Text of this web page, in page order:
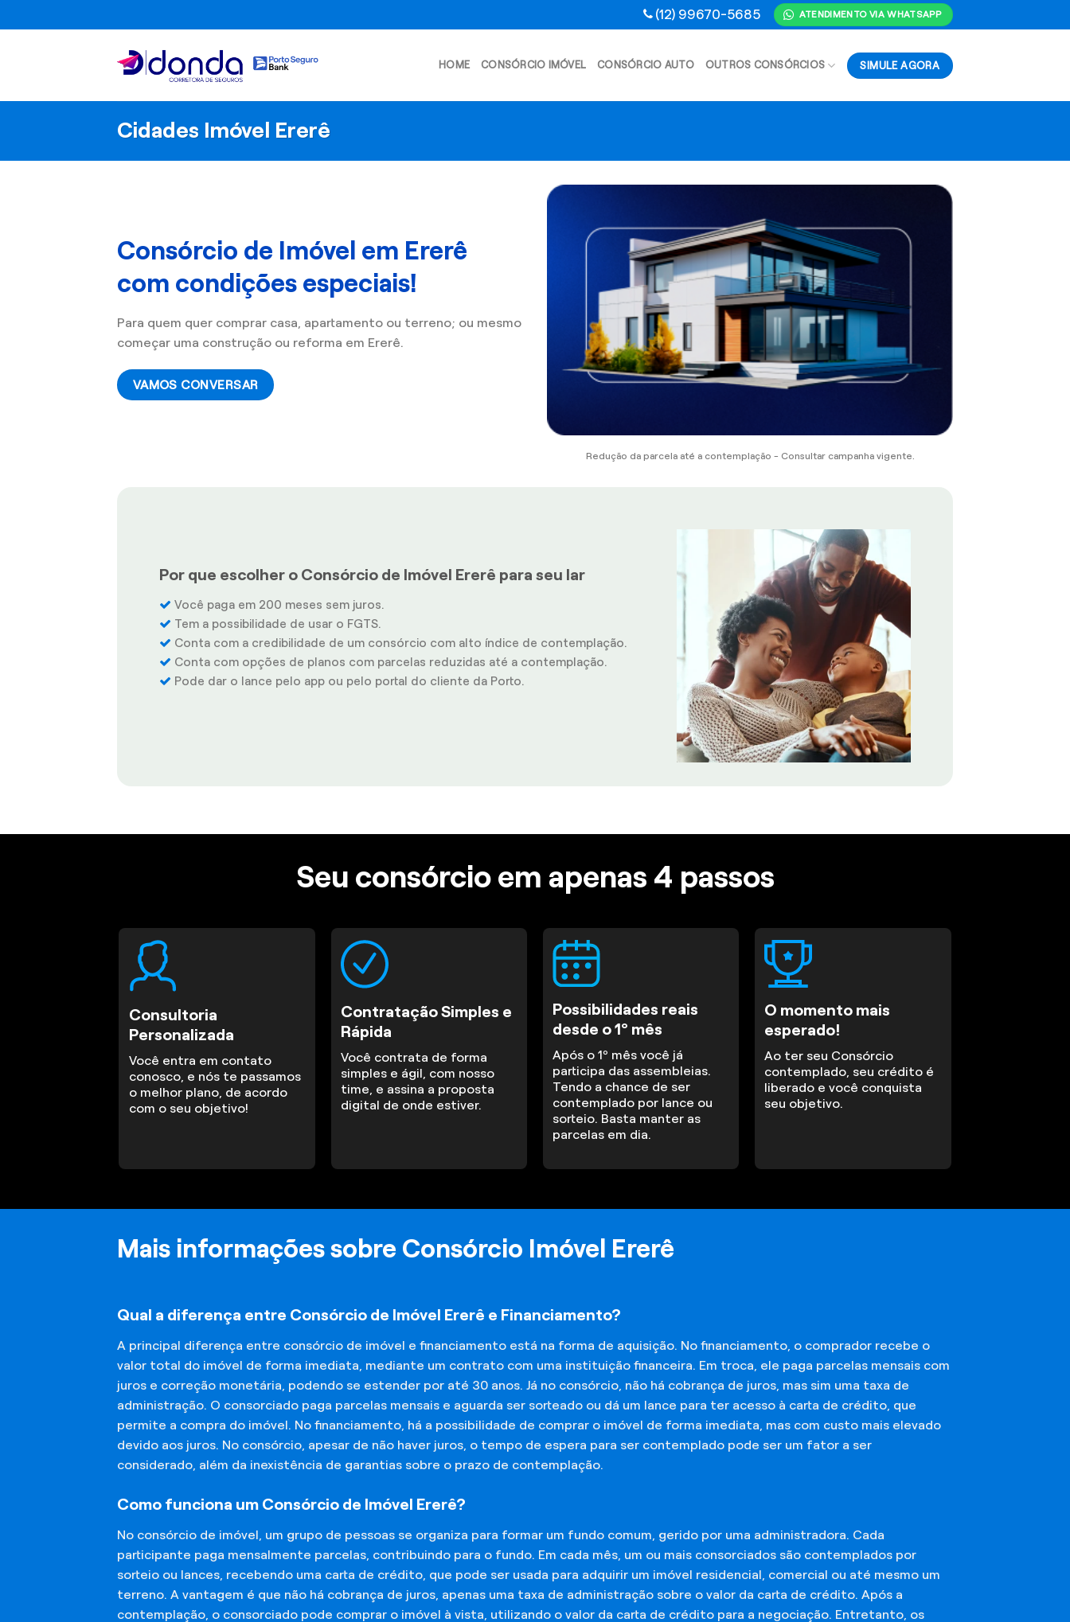
to
(12) 99670-5685 ATENDIMENTO VIA WHATSAPP
HOME CONSÓRCIO IMÓVEL CONSÓRCIO AUTO OUTROS CONSÓRCIOS SIMULE AGORA
Cidades Imóvel Ererê
Consórcio de Imóvel em Ererê
com condições especiais!
Para quem quer comprar casa, apartamento ou terreno; ou mesmo
começar uma construção ou reforma em Ererê.
VAMOS CONVERSAR
Redução da parcela até a contemplação - Consultar campanha vigente.
Por que escolher o Consórcio de Imóvel Ererê para seu lar
Você paga em 200 meses sem juros.
Tem a possibilidade de usar o FGTS.
Conta com a credibilidade de um consórcio com alto índice de contemplação.
Conta com opções de planos com parcelas reduzidas até a contemplação.
Pode dar o lance pelo app ou pelo portal do cliente da Porto.
Seu consórcio em apenas 4 passos
Consultoria
Personalizada
Você entra em contato
conosco, e nós te passamos
o melhor plano, de acordo
com o seu objetivo!
Contratação Simples e
Rápida
Você contrata de forma
simples e ágil, com nosso
time, e assina a proposta
digital de onde estiver.
Possibilidades reais
desde o 1º mês
Após o 1º mês você já
participa das assembleias.
Tendo a chance de ser
contemplado por lance ou
sorteio. Basta manter as
parcelas em dia.
O momento mais
esperado!
Ao ter seu Consórcio
contemplado, seu crédito é
liberado e você conquista
seu objetivo.
Mais informações sobre Consórcio Imóvel Ererê
Qual a diferença entre Consórcio de Imóvel Ererê e Financiamento?
A principal diferença entre consórcio de imóvel e financiamento está na forma de aquisição. No financiamento, o comprador recebe o
valor total do imóvel de forma imediata, mediante um contrato com uma instituição financeira. Em troca, ele paga parcelas mensais com
juros e correção monetária, podendo se estender por até 30 anos. Já no consórcio, não há cobrança de juros, mas sim uma taxa de
administração. O consorciado paga parcelas mensais e aguarda ser sorteado ou dá um lance para ter acesso à carta de crédito, que
permite a compra do imóvel. No financiamento, há a possibilidade de comprar o imóvel de forma imediata, mas com custo mais elevado
devido aos juros. No consórcio, apesar de não haver juros, o tempo de espera para ser contemplado pode ser um fator a ser
considerado, além da inexistência de garantias sobre o prazo de contemplação.
Como funciona um Consórcio de Imóvel Ererê?
No consórcio de imóvel, um grupo de pessoas se organiza para formar um fundo comum, gerido por uma administradora. Cada
participante paga mensalmente parcelas, contribuindo para o fundo. Em cada mês, um ou mais consorciados são contemplados por
sorteio ou lances, recebendo uma carta de crédito, que pode ser usada para adquirir um imóvel residencial, comercial ou até mesmo um
terreno. A vantagem é que não há cobrança de juros, apenas uma taxa de administração sobre o valor da carta de crédito. Após a
contemplação, o consorciado pode comprar o imóvel à vista, utilizando o valor da carta de crédito para a negociação. Entretanto, os